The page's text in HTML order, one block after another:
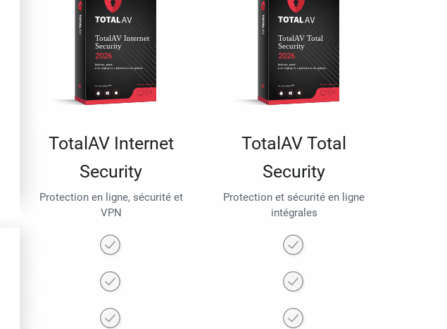
TotalAV Internet
Security
Protection en ligne, sécurité et
VPN
TotalAV Total
Security
Protection et sécurité en ligne
intégrales